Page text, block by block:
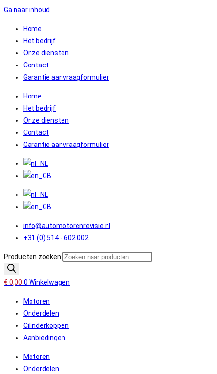
Ga naar inhoud
Home
Het bedrijf
Onze diensten
Contact
Garantie aanvraagformulier
Home
Het bedrijf
Onze diensten
Contact
Garantie aanvraagformulier
info@automotorenrevisie.nl
+31 (0) 514 - 602 002
Producten zoeken
€ 0,00 0 Winkelwagen
Motoren
Onderdelen
Cilinderkoppen
Aanbiedingen
Motoren
Onderdelen